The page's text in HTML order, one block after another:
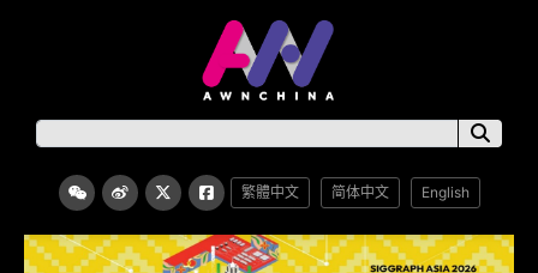
繁體中文 简体中文 English